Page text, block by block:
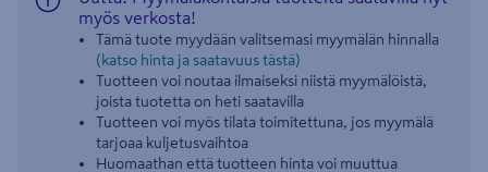
myös verkosta!
Tämä tuote myydään valitsemasi myymälän hinnalla
(katso hinta ja saatavuus tästä)
Tuotteen voi noutaa ilmaiseksi niistä myymälöistä,
joista tuotetta on heti saatavilla
Tuotteen voi myös tilata toimitettuna, jos myymälä
tarjoaa kuljetusvaihtoa
Huomaathan että tuotteen hinta voi muuttua